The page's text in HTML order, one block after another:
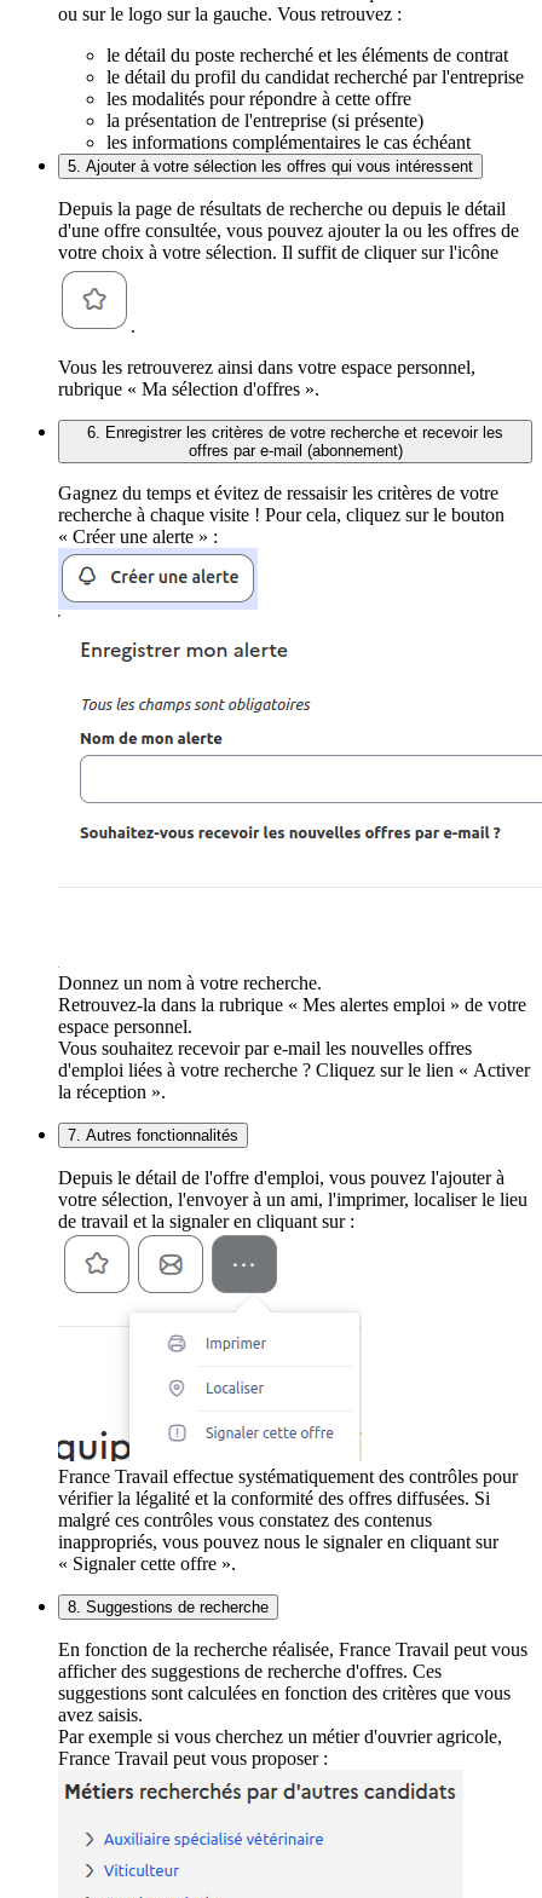
ou sur le logo sur la gauche. Vous retrouvez :
le détail du poste recherché et les éléments de contrat
le détail du profil du candidat recherché par l'entreprise
les modalités pour répondre à cette offre
la présentation de l'entreprise (si présente)
les informations complémentaires le cas échéant
5. Ajouter à votre sélection les offres qui vous intéressent
Depuis la page de résultats de recherche ou depuis le détail
d'une offre consultée, vous pouvez ajouter la ou les offres de
votre choix à votre sélection. Il suffit de cliquer sur l'icône
.
Vous les retrouverez ainsi dans votre espace personnel,
rubrique « Ma sélection d'offres ».
6. Enregistrer les critères de votre recherche et recevoir les
offres par e-mail (abonnement)
Gagnez du temps et évitez de ressaisir les critères de votre
recherche à chaque visite ! Pour cela, cliquez sur le bouton
« Créer une alerte » :
Donnez un nom à votre recherche.
Retrouvez-la dans la rubrique « Mes alertes emploi » de votre
espace personnel.
Vous souhaitez recevoir par e-mail les nouvelles offres
d'emploi liées à votre recherche ? Cliquez sur le lien « Activer
la réception ».
7. Autres fonctionnalités
Depuis le détail de l'offre d'emploi, vous pouvez l'ajouter à
votre sélection, l'envoyer à un ami, l'imprimer, localiser le lieu
de travail et la signaler en cliquant sur :
France Travail effectue systématiquement des contrôles pour
vérifier la légalité et la conformité des offres diffusées. Si
malgré ces contrôles vous constatez des contenus
inappropriés, vous pouvez nous le signaler en cliquant sur
« Signaler cette offre ».
8. Suggestions de recherche
En fonction de la recherche réalisée, France Travail peut vous
afficher des suggestions de recherche d'offres. Ces
suggestions sont calculées en fonction des critères que vous
avez saisis.
Par exemple si vous cherchez un métier d'ouvrier agricole,
France Travail peut vous proposer :